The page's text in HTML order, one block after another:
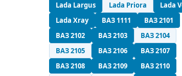
Lada Largus
Lada Priora
Lada
Lada Xray
ВАЗ 1111
ВАЗ 2101
ВАЗ 2102
ВАЗ 2103
ВАЗ 2104
ВАЗ 2105
ВАЗ 2106
ВАЗ 2107
ВАЗ 2108
ВАЗ 2109
ВАЗ 2110